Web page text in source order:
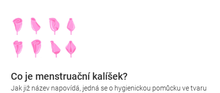
Co je menstruační kalíšek?
Jak již název napovídá, jedná se o hygienickou pomůcku ve tvaru